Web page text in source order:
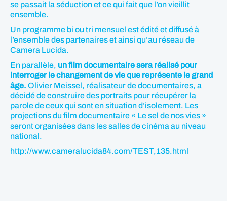
se passait la séduction et ce qui fait que l’on vieillit
ensemble.
Un programme bi ou tri mensuel est édité et diffusé à
l’ensemble des partenaires et ainsi qu’au réseau de
Camera Lucida.
En parallèle, un film documentaire sera réalisé pour
interroger le changement de vie que représente le grand
âge. Olivier Meissel, réalisateur de documentaires, a
décidé de construire des portraits pour récupérer la
parole de ceux qui sont en situation d’isolement. Les
projections du film documentaire « Le sel de nos vies »
seront organisées dans les salles de cinéma au niveau
national.
http://www.cameralucida84.com/TEST,135.html